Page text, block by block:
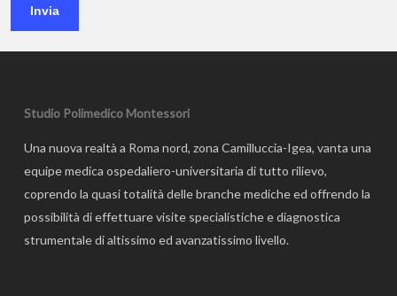
Invia
Studio Polimedico Montessori
Una nuova realtà a Roma nord, zona Camilluccia-Igea, vanta una
equipe medica ospedaliero-universitaria di tutto rilievo,
coprendo la quasi totalità delle branche mediche ed offrendo la
possibilità di effettuare visite specialistiche e diagnostica
strumentale di altissimo ed avanzatissimo livello.